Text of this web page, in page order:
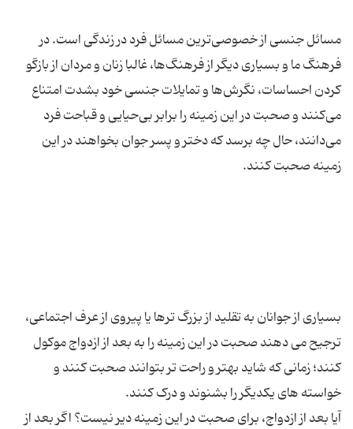
مسائل جنسی از خصوصی‌ترین مسائل فرد در زندگی است. در
فرهنگ ما و بسیاری دیگر از فرهنگ‌ها، غالبا زنان و مردان از بازگو
کردن احساسات، نگرش‌ها و تمایلات جنسی خود بشدت امتناع
می‌کنند و صحبت در این زمینه را برابر بی‌حیایی و قباحت فرد
می‌دانند، حال چه برسد که دختر و پسر جوان بخواهند در این
بسیاری از جوانان به تقلید از بزرگ ترها یا پیروی از عرف اجتماعی،
ترجیح می دهند صحبت در این زمینه را به بعد از ازدواج موکول
کنند؛ زمانی که شاید بهتر و راحت تر بتوانند صحبت کنند و
آیا بعد از ازدواج، برای صحبت در این زمینه دیر نیست؟ اگر بعد از